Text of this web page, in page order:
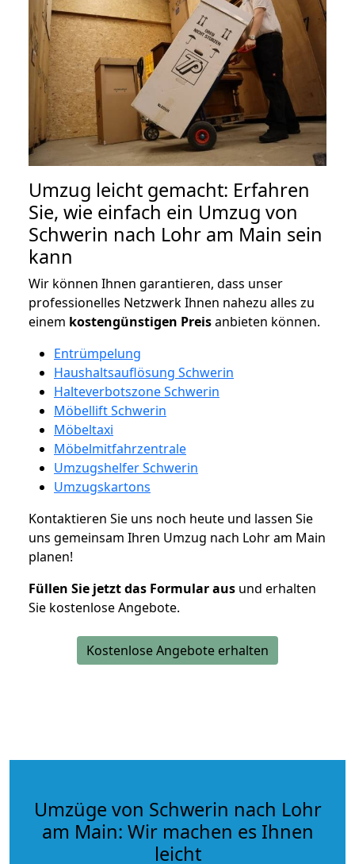
Umzug leicht gemacht: Erfahren
Sie, wie einfach ein Umzug von
Schwerin nach Lohr am Main sein
kann
Wir können Ihnen garantieren, dass unser
professionelles Netzwerk Ihnen nahezu alles zu
einem kostengünstigen Preisanbieten können.
Entrümpelung
Haushaltsauflösung Schwerin
Halteverbotszone Schwerin
Möbellift Schwerin
Möbeltaxi
Möbelmitfahrzentrale
Umzugshelfer Schwerin
Umzugskartons
Kontaktieren Sie uns noch heute und lassen Sie
uns gemeinsam Ihren Umzug nach Lohr am Main
planen!
Füllen Sie jetzt das Formular aus und erhalten
Sie kostenlose Angebote.
Kostenlose Angebote erhalten
Umzüge von Schwerin nach Lohr
am Main: Wir machen es Ihnen
leicht